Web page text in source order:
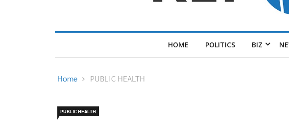
HOME POLITICS BIZ
Home PUBLIC HEALTH
PUBLIC HEALTH